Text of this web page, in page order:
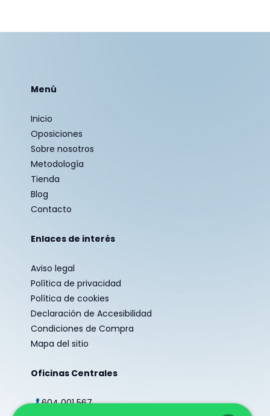
Menú
Inicio
Oposiciones
Sobre nosotros
Metodología
Tienda
Blog
Contacto
Enlaces de interés
Aviso legal
Política de privacidad
Política de cookies
Declaración de Accesibilidad
Condiciones de Compra
Mapa del sitio
Oficinas Centrales
604 001 567